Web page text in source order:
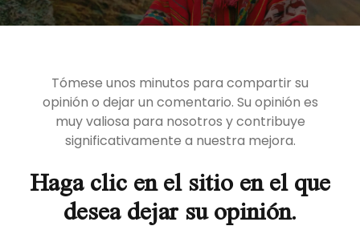
Tómese unos minutos para compartir su
opinión o dejar un comentario. Su opinión es
muy valiosa para nosotros y contribuye
significativamente a nuestra mejora.
Haga clic en el sitio en el que
desea dejar su opinión.